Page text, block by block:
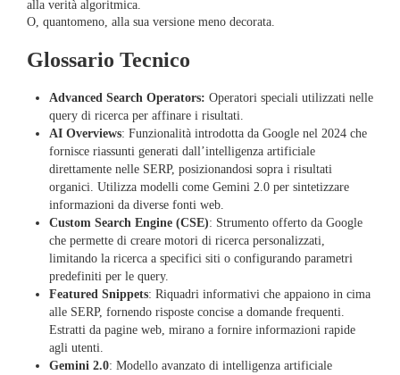
alla verità algoritmica.
O, quantomeno, alla sua versione meno decorata.
Glossario Tecnico​
Advanced Search Operators: Operatori speciali utilizzati nelle
query di ricerca per affinare i risultati.
AI Overviews: Funzionalità introdotta da Google nel 2024 che
fornisce riassunti generati dall’intelligenza artificiale
direttamente nelle SERP, posizionandosi sopra i risultati
organici. Utilizza modelli come Gemini 2.0 per sintetizzare
informazioni da diverse fonti web. ​
Custom Search Engine (CSE): Strumento offerto da Google
che permette di creare motori di ricerca personalizzati,
limitando la ricerca a specifici siti o configurando parametri
predefiniti per le query.​
Featured Snippets: Riquadri informativi che appaiono in cima
alle SERP, fornendo risposte concise a domande frequenti.
Estratti da pagine web, mirano a fornire informazioni rapide
agli utenti.​
Gemini 2.0: Modello avanzato di intelligenza artificiale